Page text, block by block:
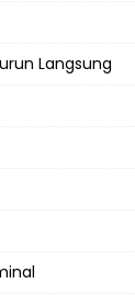
Langsung